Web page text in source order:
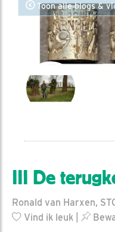
Toon alle blogs &
III De
Ronald van Harxen,
Vind ik leuk